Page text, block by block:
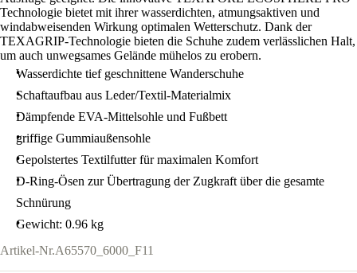
Technologie bietet mit ihrer wasserdichten, atmungsaktiven und
windabweisenden Wirkung optimalen Wetterschutz. Dank der
TEXAGRIP-Technologie bieten die Schuhe zudem verlässlichen Halt,
um auch unwegsames Gelände mühelos zu erobern.
Wasserdichte tief geschnittene Wanderschuhe
Schaftaufbau aus Leder/Textil-Materialmix
Dämpfende EVA-Mittelsohle und Fußbett
griffige Gummiaußensohle
Gepolstertes Textilfutter für maximalen Komfort
D-Ring-Ösen zur Übertragung der Zugkraft über die gesamte
Schnürung
Gewicht: 0.96 kg
Artikel-Nr.A65570_6000_F11